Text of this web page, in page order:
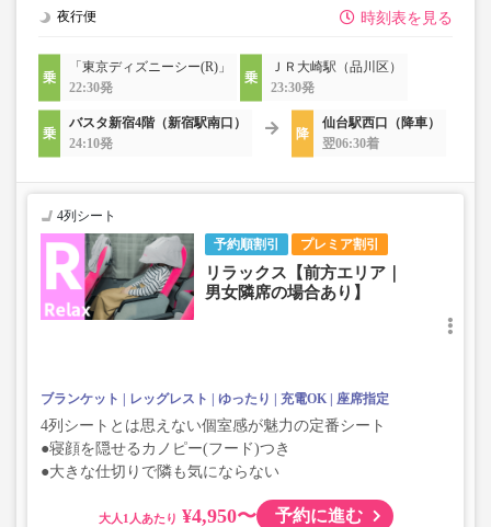
時刻表を見る
夜行便
「東京ディズニーシー(R)」
22:30発
ＪＲ大崎駅（品川区）
23:30発
バスタ新宿4階（新宿駅南口）
24:10発
仙台駅西口（降車）
翌06:30着
予約順割引 プレミア割引
4列シート
リラックス【前方エリア｜
男女隣席の場合あり】
ブランケット レッグレスト ゆったり 充電OK 座席指定
4列シートとは思えない個室感が魅力の定番シート
●寝顔を隠せるカノピー(フード)つき
●大きな仕切りで隣も気にならない
大人 ¥4,950〜 予約に進む